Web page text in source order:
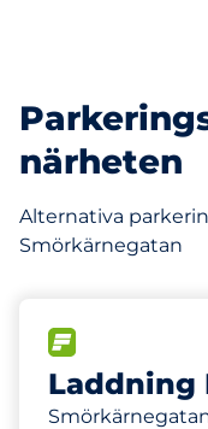
närheten
Alternativa
Smörkärnegatan
Laddning
198 m